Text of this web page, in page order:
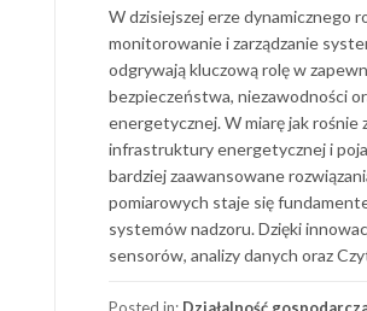
W dzisiejszej erze dynamicznego
monitorowanie i zarządzanie
odgrywają kluczową rolę w
bezpieczeństwa, niezawodności
energetycznej. W miarę jak rośnie
infrastruktury energetycznej i
bardziej zaawansowane
pomiarowych staje się
systemów nadzoru. Dzięki
sensorów, analizy danych oraz
Posted in: Działalność